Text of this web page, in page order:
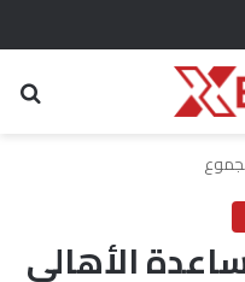
الأهالي